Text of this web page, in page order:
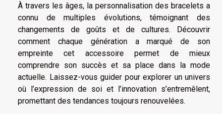
À travers les âges, la personnalisation des bracelets a
connu de multiples évolutions, témoignant des
changements de goûts et de cultures. Découvrir
comment chaque génération a marqué de son
empreinte cet accessoire permet de mieux
comprendre son succès et sa place dans la mode
actuelle. Laissez-vous guider pour explorer un univers
où l’expression de soi et l’innovation s’entremêlent,
promettant des tendances toujours renouvelées.